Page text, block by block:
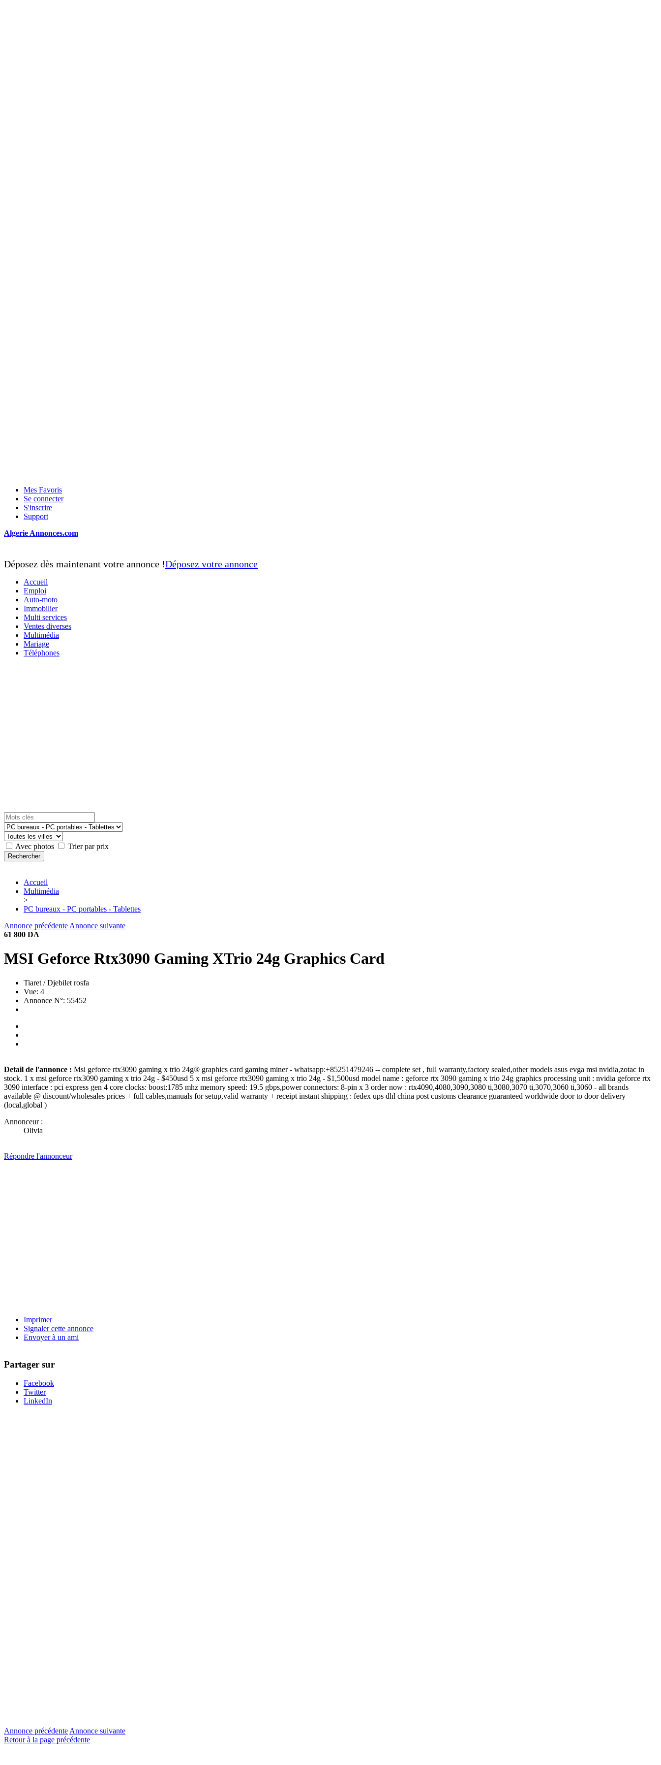
Mes Favoris
Se connecter
S'inscrire
Support
Algerie Annonces.com
Déposez dès maintenant votre annonce !Déposez votre annonce
Accueil
Emploi
Auto-moto
Immobilier
Multi services
Ventes diverses
Multimédia
Mariage
Téléphones
Avec photos Trier par prix
Accueil
Multimédia
>
PC bureaux - PC portables - Tablettes
Annonce précédente Annonce suivante
61 800 DA
MSI Geforce Rtx3090 Gaming XTrio 24g Graphics Card
Tiaret / Djebilet rosfa
Vue: 4
Annonce N°: 55452
Detail de l'annonce : Msi geforce rtx3090 gaming x trio 24g® graphics card gaming miner - whatsapp:+85251479246 -- complete set , full warranty,factory sealed,other models asus evga msi nvidia,zotac in
stock. 1 x msi geforce rtx3090 gaming x trio 24g - $450usd 5 x msi geforce rtx3090 gaming x trio 24g - $1,500usd model name : geforce rtx 3090 gaming x trio 24g graphics processing unit : nvidia geforce rtx
3090 interface : pci express gen 4 core clocks: boost:1785 mhz memory speed: 19.5 gbps,power connectors: 8-pin x 3 order now : rtx4090,4080,3090,3080 ti,3080,3070 ti,3070,3060 ti,3060 - all brands
available @ discount/wholesales prices + full cables,manuals for setup,valid warranty + receipt instant shipping : fedex ups dhl china post customs clearance guaranteed worldwide door to door delivery
(local,global )
Annonceur :
Olivia
Répondre l'annonceur
Imprimer
Signaler cette annonce
Envoyer à un ami
Partager sur
Facebook
Twitter
LinkedIn
Annonce précédente Annonce suivante
Retour à la page précédente